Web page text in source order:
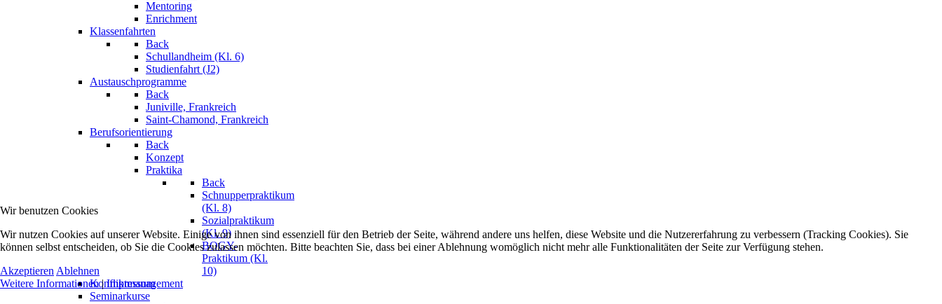
Mentoring
Enrichment
Klassenfahrten
Back
Schullandheim (Kl. 6)
Studienfahrt (J2)
Austauschprogramme
Back
Juniville, Frankreich
Saint-Chamond, Frankreich
Berufsorientierung
Back
Konzept
Praktika
Back
Schnupperpraktikum
(Kl. 8)
Sozialpraktikum
(Kl. 9)
BOGY-
Praktikum (Kl.
10)
Konfliktmanagement
Seminarkurse
Wir benutzen Cookies
Wir nutzen Cookies auf unserer Website. Einige von ihnen sind essenziell für den Betrieb der Seite, während andere uns helfen, diese Website und die Nutzererfahrung zu verbessern (Tracking Cookies). Sie
können selbst entscheiden, ob Sie die Cookies zulassen möchten. Bitte beachten Sie, dass bei einer Ablehnung womöglich nicht mehr alle Funktionalitäten der Seite zur Verfügung stehen.
Akzeptieren Ablehnen
Weitere Informationen|Impressum